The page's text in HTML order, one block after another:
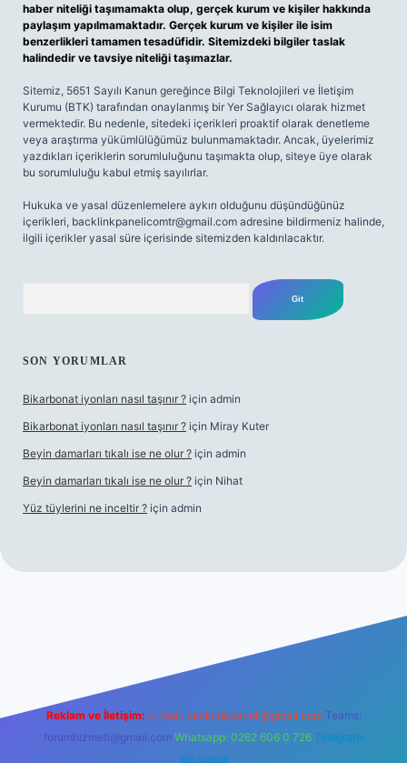
haber niteliği taşımamakta olup, gerçek kurum ve kişiler hakkında
paylaşım yapılmamaktadır. Gerçek kurum ve kişiler ile isim
benzerlikleri tamamen tesadüfidir. Sitemizdeki bilgiler taslak
halindedir ve tavsiye niteliği taşımazlar.
Sitemiz, 5651 Sayılı Kanun gereğince Bilgi Teknolojileri ve İletişim
Kurumu (BTK) tarafından onaylanmış bir Yer Sağlayıcı olarak hizmet
vermektedir. Bu nedenle, sitedeki içerikleri proaktif olarak denetleme
veya araştırma yükümlülüğümüz bulunmamaktadır. Ancak, üyelerimiz
yazdıkları içeriklerin sorumluluğunu taşımakta olup, siteye üye olarak
bu sorumluluğu kabul etmiş sayılırlar.
Hukuka ve yasal düzenlemelere aykırı olduğunu düşündüğünüz
içerikleri, backlinkpanelicomtr@gmail.com adresine bildirmeniz halinde,
ilgili içerikler yasal süre içerisinde sitemizden kaldırılacaktır.
SON YORUMLAR
Bikarbonat iyonları nasıl taşınır ? için admin
Bikarbonat iyonları nasıl taşınır ? için Miray Kuter
Beyin damarları tıkalı ise ne olur ? için admin
Beyin damarları tıkalı ise ne olur ? için Nihat
Yüz tüylerini ne inceltir ? için admin
Reklam ve İletişim: E-mail: backlinkpaneli@gmail.com Teams:
forumhizmeti@gmail.com Whatsapp: 0262 606 0 726 Telegram:
@karabul